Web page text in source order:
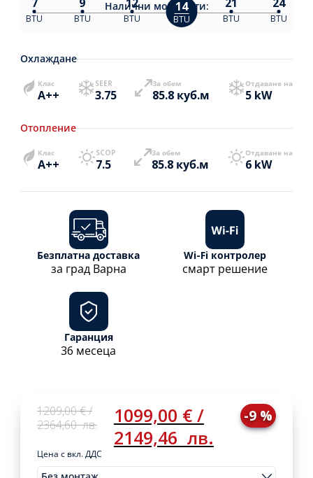
1209,00€/
2364,60лв.
Original
price
1209,00 €
/
1099,00 €/
2149,46 лв.
Current
price
1099,00 €
/
-9 %
Цена с вкл. ДДС
Налични мощности:
BTU BTU BTU
14
BTU BTU BTU
Охлаждане
Клас
A++
SEER
3.75
За обем
85.8 куб.м
Отдаване на
5 kW
Отопление
Клас
A++
SCOP
7.5
За обем
85.8 куб.м
Отдаване на
6 kW
Безплатна доставка
за град Варна
Wi-Fi контролер
смарт решение
Гаранция
36 месеца